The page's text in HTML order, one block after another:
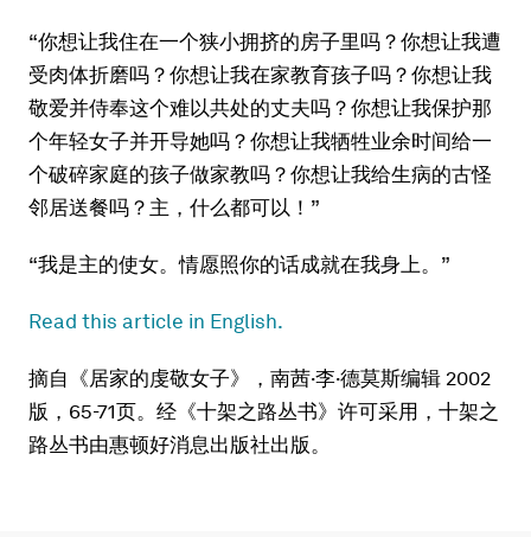
“你想让我住在一个狭小拥挤的房子里吗？你想让我遭
受肉体折磨吗？你想让我在家教育孩子吗？你想让我
敬爱并侍奉这个难以共处的丈夫吗？你想让我保护那
个年轻女子并开导她吗？你想让我牺牲业余时间给一
个破碎家庭的孩子做家教吗？你想让我给生病的古怪
邻居送餐吗？主，什么都可以！”
“我是主的使女。情愿照你的话成就在我身上。”
Read this article in English.
摘自《居家的虔敬女子》，南茜·李·德莫斯编辑 2002
版，65-71页。经《十架之路丛书》许可采用，十架之
路丛书由惠顿好消息出版社出版。